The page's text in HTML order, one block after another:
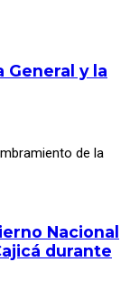
General y la
de la
Nacional
durante